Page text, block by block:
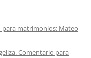
para matrimonios: Mateo
Comentario para